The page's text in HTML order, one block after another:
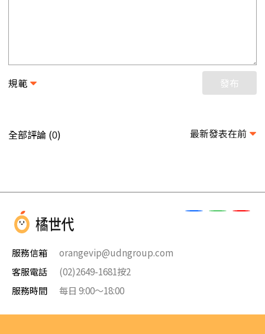
規範 發布
全部評論 (0) 最新發表在前
服務信箱
orangevip@udngroup.com
客服電話
(02)2649-1681按2
服務時間
每日 9:00～18:00